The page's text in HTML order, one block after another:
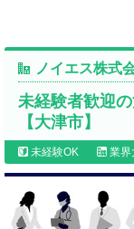
ノイエス株式
未経験者歓迎
【大津市】
未経験OK 業界